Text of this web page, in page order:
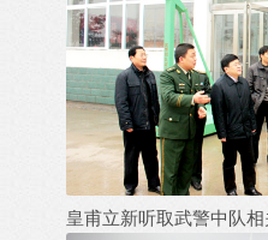
皇甫立新听取武警中队